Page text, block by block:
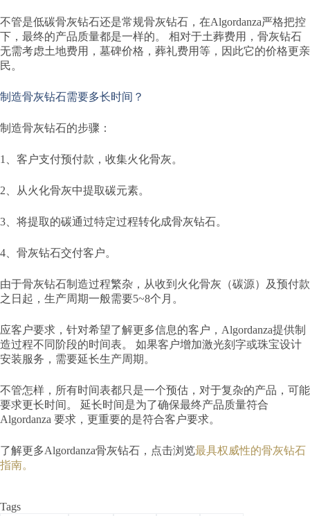
不管是低碳骨灰钻石还是常规骨灰钻石，在Algordanza严格把控
下，最终的产品质量都是一样的。 相对于土葬费用，骨灰钻石
无需考虑土地费用，墓碑价格，葬礼费用等，因此它的价格更亲
民。
制造骨灰钻石需要多长时间？
制造骨灰钻石的步骤：
1、客户支付预付款，收集火化骨灰。
2、从火化骨灰中提取碳元素。
3、将提取的碳通过特定过程转化成骨灰钻石。
4、骨灰钻石交付客户。
由于骨灰钻石制造过程繁杂，从收到火化骨灰（碳源）及预付款
之日起，生产周期一般需要5~8个月。
应客户要求，针对希望了解更多信息的客户，Algordanza提供制
造过程不同阶段的时间表。 如果客户增加激光刻字或珠宝设计
安装服务，需要延长生产周期。
不管怎样，所有时间表都只是一个预估，对于复杂的产品，可能
要求更长时间。 延长时间是为了确保最终产品质量符合
Algordanza 要求，更重要的是符合客户要求。
了解更多Algordanza骨灰钻石，点击浏览最具权威性的骨灰钻石
指南。
Tags